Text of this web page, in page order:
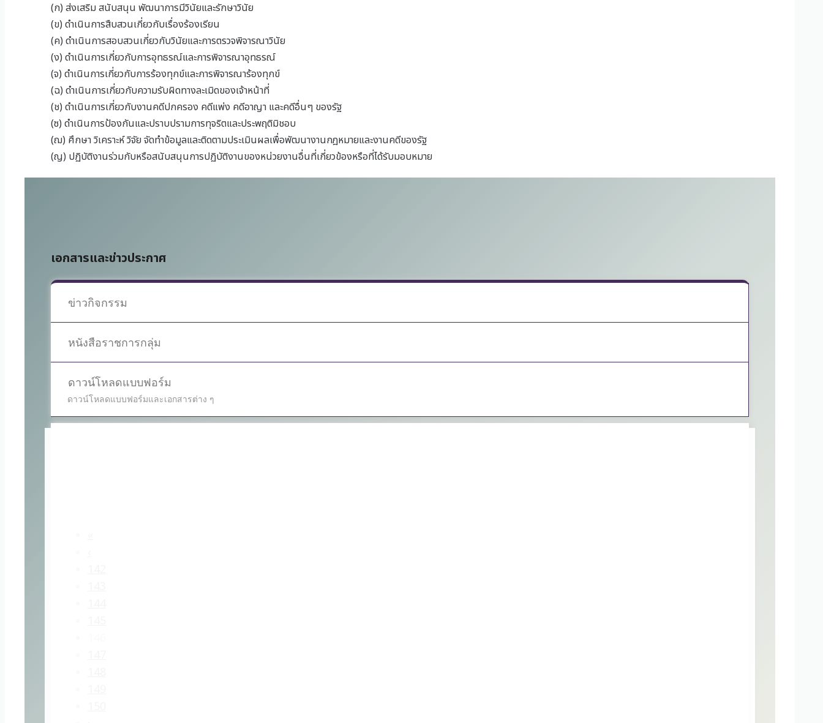
(ก) ส่งเสริม สนับสนุน พัฒนาการมีวินัยและรักษาวินัย
(ข) ดำเนินการสืบสวนเกี่ยวกับเรื่องร้องเรียน
(ค) ดำเนินการสอบสวนเกี่ยวกับวินัยและการตรวจพิจารณาวินัย
(ง) ดำเนินการเกี่ยวกับการอุทธรณ์และการพิจารณาอุทธรณ์
(จ) ดำเนินการเกี่ยวกับการร้องทุกข์และการพิจารณาร้องทุกข์
(ฉ) ดำเนินการเกี่ยวกับความรับผิดทางละเมิดของเจ้าหน้าที่
(ช) ดำเนินการเกี่ยวกับงานคดีปกครอง คดีแพ่ง คดีอาญา และคดีอื่นๆ ของรัฐ
(ซ) ดำเนินการป้องกันและปราบปรามการทุจริตและประพฤติมิชอบ
(ฌ) ศึกษา วิเคราะห์ วิจัย จัดทำข้อมูลและติดตามประเมินผลเพื่อพัฒนางานกฎหมายและงานคดีของรัฐ
(ญ) ปฏิบัติงานร่วมกับหรือสนับสนุนการปฏิบัติงานของหน่วยงานอื่นที่เกี่ยวข้องหรือที่ได้รับมอบหมาย
เอกสารและข่าวประกาศ
ข่าวกิจกรรม
หนังสือราชการกลุ่ม
ดาวน์โหลดแบบฟอร์ม
ดาวน์โหลดแบบฟอร์มและเอกสารต่าง ๆ